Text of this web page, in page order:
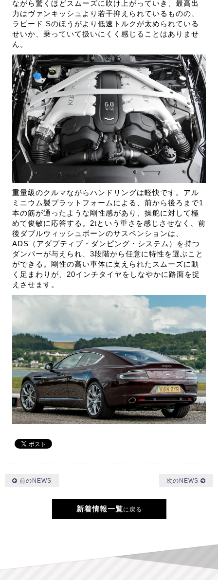
ながら驚くほどスムーズに吹け上がっていき、最高出
力はヴァンキッシュより若干抑えられているものの、
ラピード Sのほうがより低速トルクが太められている
せいか、乗っていて扱いにくく感じることはありませ
ん。
重量級のクルマながらハンドリングは軽快です。アル
ミニウム製プラットフォームによる、前から後ろまで1
本の筋が通ったような剛性感があり、操舵に対して極
めて俊敏に応答する。2tという重さを感じさせなく、前
後ダブルウィッシュボーンのサスペンションは、
ADS（アダプティブ・ダンピング・システム）を持つ
ダンパーが与えられ、3段階から任意に特性を選ぶこと
ができる。剛性の高い車体に支えられたスムーズに動
く足まわりが、20インチタイヤをしなやかに路面を捉
えさせます。
前のNEWS 次のNEWS
新着情報一覧に戻る